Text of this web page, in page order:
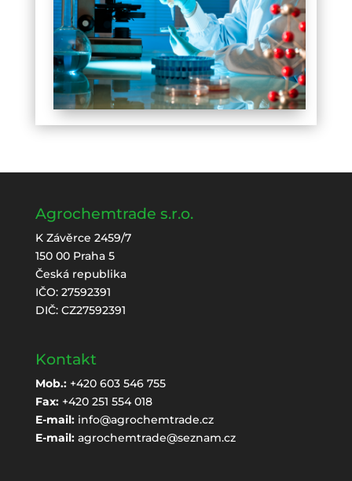
Agrochemtrade s.r.o.
K Závěrce 2459/7
150 00 Praha 5
Česká republika
IČO: 27592391
DIČ: CZ27592391
Kontakt
Mob.:+420 603 546 755
Fax:+420 251 554 018
E-mail: info@agrochemtrade.cz
E-mail: agrochemtrade@seznam.cz